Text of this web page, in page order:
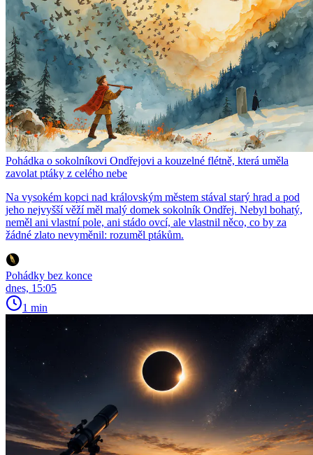
Pohádka o sokolníkovi Ondřejovi a kouzelné flétně, která uměla
zavolat ptáky z celého nebe
Na vysokém kopci nad královským městem stával starý hrad a pod
jeho nejvyšší věží měl malý domek sokolník Ondřej. Nebyl bohatý,
neměl ani vlastní pole, ani stádo ovcí, ale vlastnil něco, co by za
žádné zlato nevyměnil: rozuměl ptákům.
Pohádky bez konce
dnes, 15:05
1 min